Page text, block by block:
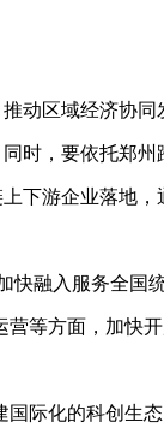
动区域经济协同
时，要依托郑州
下游企业落地，
融入服务全国
营等方面，加快
际化的科创生